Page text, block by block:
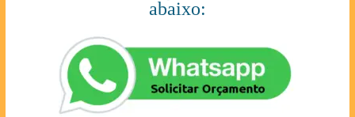
abaixo: